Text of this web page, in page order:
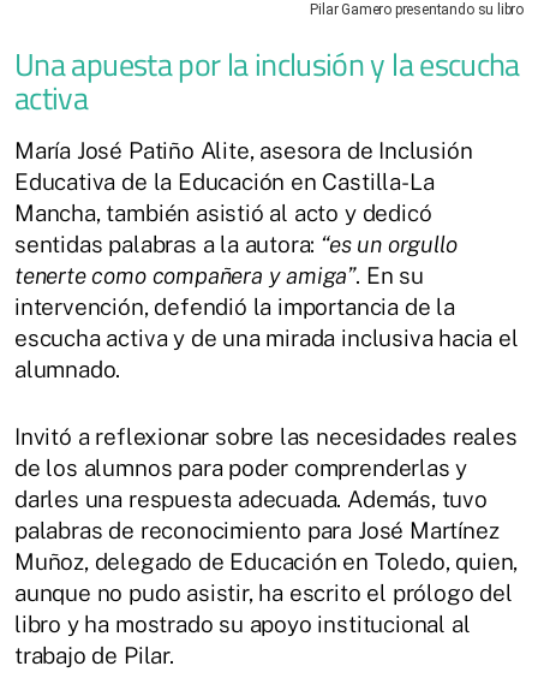
Pilar Gamero presentando su libro
Una apuesta por la inclusión y la escucha
activa
María José Patiño Alite, asesora de Inclusión
Educativa de la Educación en Castilla-La
Mancha, también asistió al acto y dedicó
sentidas palabras a la autora: “es un orgullo
tenerte como compañera y amiga”. En su
intervención, defendió la importancia de la
escucha activa y de una mirada inclusiva hacia el
alumnado.
Invitó a reflexionar sobre las necesidades reales
de los alumnos para poder comprenderlas y
darles una respuesta adecuada. Además, tuvo
palabras de reconocimiento para José Martínez
Muñoz, delegado de Educación en Toledo, quien,
aunque no pudo asistir, ha escrito el prólogo del
libro y ha mostrado su apoyo institucional al
trabajo de Pilar.